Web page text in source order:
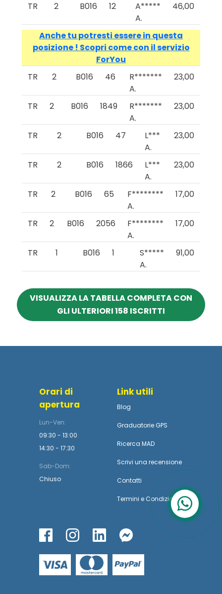
TR 2 B016 12
A*****
A.
46,00
Anche tu potresti essere in questa
posizione ! Scopri come con il servizio
ForYou
TR
2 B016 46
R*******
A.
23,00
TR 2 B016 1849
R*******
A.
23,00
TR 2 B016 47
L***
A.
23,00
TR 2 B016 1866
L***
A.
23,00
TR 2 B016 65
F********
A.
17,00
TR 2 B016 2056
F********
A.
17,00
TR 1 B016 1
S*****
A.
91,00
VISUALIZZA LA TABELLA COMPLETA CON
GLI ULTERIORI 158 ISCRITTI
Orari di
apertura
Lun-Ven:
09:30 - 13:00
14:30 - 17:30
Sab-Dom:
Chiuso
Link utili
Blog
Graduatorie GPS
Ricerca MAD
Scrivi una recensione
Contatti
Termini e Condizioni